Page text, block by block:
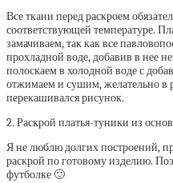
Все ткани перед раскроем
соответствующей температуре.
замачиваем, так как все
прохладной воде, добавив в нее
полоскаем в холодной воде с
отжимаем и сушим, желательно в
перекашивался рисунок.
2. Раскрой платья-туники из
Я не люблю долгих построений,
раскрой по готовому изделию.
футболке 🙂